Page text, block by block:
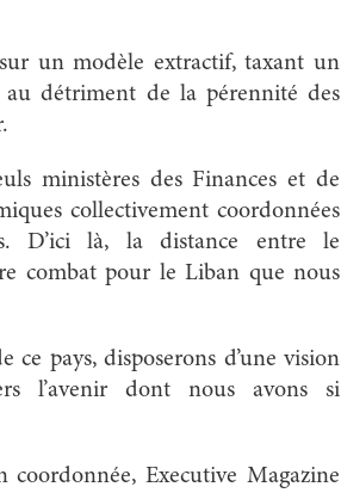
un modèle extractif, taxant un
au détriment de la pérennité des
ministères des Finances et de
collectivement coordonnées
D’ici là, la distance entre le
combat pour le Liban que nous
ce pays, disposerons d’une vision
l’avenir dont nous avons si
Executive Magazine